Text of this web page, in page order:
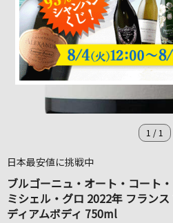
1 / 1
日本最安値に挑戦中
ブルゴーニュ・オート・コー
ミシェル・グロ 2022年 フラン
ディアムボディ 750ml